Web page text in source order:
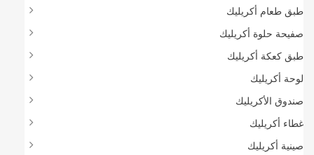
طبق طعام أكريليك
صفيحة حلوة أكريليك
طبق كعكة أكريليك
لوحة أكريليك
صندوق الأكريليك
غطاء أكريليك
صينية أكريليك